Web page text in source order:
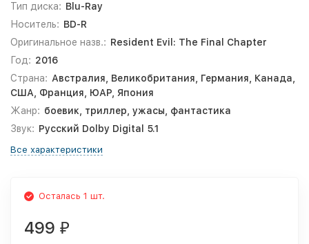
Тип диска: Blu-Ray
Носитель: BD-R
Оригинальное назв.: Resident Evil: The Final Chapter
Год: 2016
Страна: Австралия, Великобритания, Германия, Канада,
США, Франция, ЮАР, Япония
Жанр: боевик, триллер, ужасы, фантастика
Звук: Русский Dolby Digital 5.1
Все характеристики
Осталась 1 шт.
499 ₽